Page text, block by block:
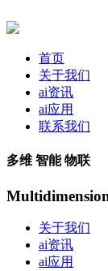
首页
关于我们
ai资讯
ai应用
联系我们
多维 智能 物联
关于我们
ai资讯
ai应用